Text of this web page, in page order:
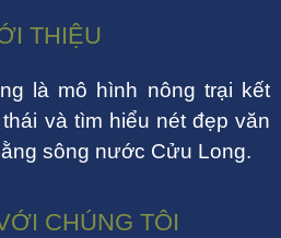
THIỆU
là mô hình nông trại kết
và tìm hiểu nét đẹp văn
sông nước Cửu Long.
CHÚNG TÔI